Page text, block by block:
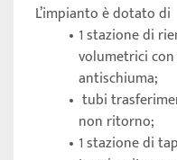
L’impianto è dotato di
1 stazione di
volumetrici
antischiuma;
tubi
non ritorno;
1 stazione di